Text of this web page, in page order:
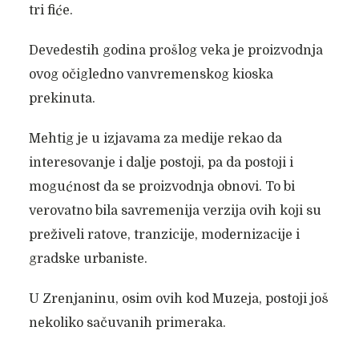
tri fiće.
Devedestih godina prošlog veka je proizvodnja
ovog očigledno vanvremenskog kioska
prekinuta.
Mehtig je u izjavama za medije rekao da
interesovanje i dalje postoji, pa da postoji i
mogućnost da se proizvodnja obnovi. To bi
verovatno bila savremenija verzija ovih koji su
preživeli ratove, tranzicije, modernizacije i
gradske urbaniste.
U Zrenjaninu, osim ovih kod Muzeja, postoji još
nekoliko sačuvanih primeraka.